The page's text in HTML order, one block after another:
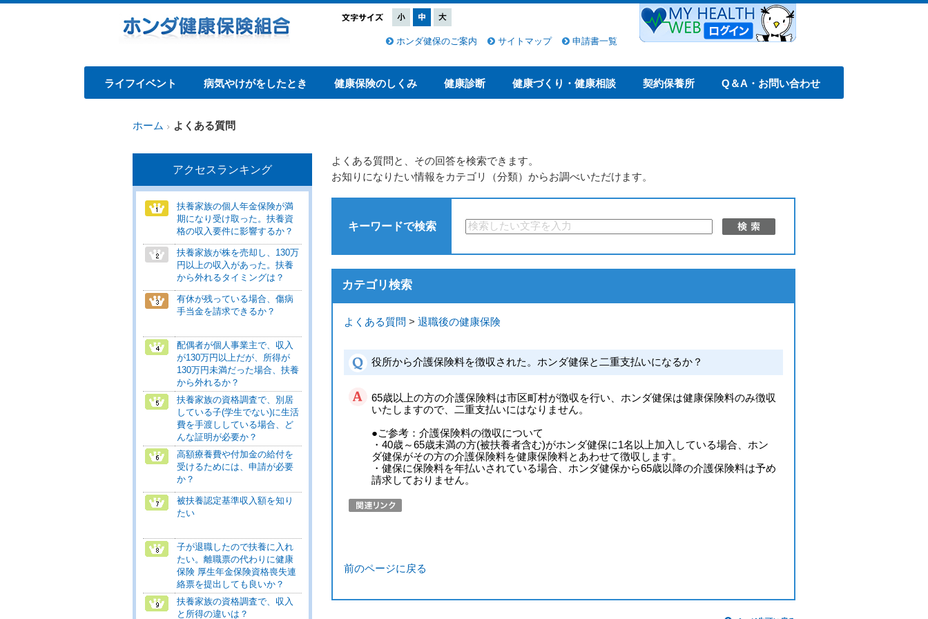
ホンダ健保のご案内 サイトマップ 申請書一覧
ライフイベント 病気やけがをしたとき 健康保険のしくみ 健康診断 健康づくり・健康相談 契約保養所 Q＆A・お問い合わせ
ホーム よくある質問
よくある質問と、その回答を検索できます。
お知りになりたい情報をカテゴリ（分類）からお調べいただけます。
キーワードで検索
カテゴリ検索
よくある質問 > 退職後の健康保険
役所から介護保険料を徴収された。ホンダ健保と二重支払いになるか？
65歳以上の方の介護保険料は市区町村が徴収を行い、ホンダ健保は健康保険料のみ徴収
いたしますので、二重支払いにはなりません。
●ご参考：介護保険料の徴収について
・40歳～65歳未満の方(被扶養者含む)がホンダ健保に1名以上加入している場合、ホン
ダ健保がその方の介護保険料を健康保険料とあわせて徴収します。
・健保に保険料を年払いされている場合、ホンダ健保から65歳以降の介護保険料は予め
請求しておりません。
前のページに戻る
アクセスランキング
扶養家族の個人年金保険が満
期になり受け取った。扶養資
格の収入要件に影響するか？
扶養家族が株を売却し、130万
円以上の収入があった。扶養
から外れるタイミングは？
有休が残っている場合、傷病
手当金を請求できるか？
配偶者が個人事業主で、収入
が130万円以上だが、所得が
130万円未満だった場合、扶養
から外れるか？
扶養家族の資格調査で、別居
している子(学生でない)に生活
費を手渡ししている場合、ど
んな証明が必要か？
高額療養費や付加金の給付を
受けるためには、申請が必要
か？
被扶養認定基準収入額を知り
たい
子が退職したので扶養に入れ
たい。離職票の代わりに健康
保険 厚生年金保険資格喪失連
絡票を提出しても良いか？
扶養家族の資格調査で、収入
と所得の違いは？